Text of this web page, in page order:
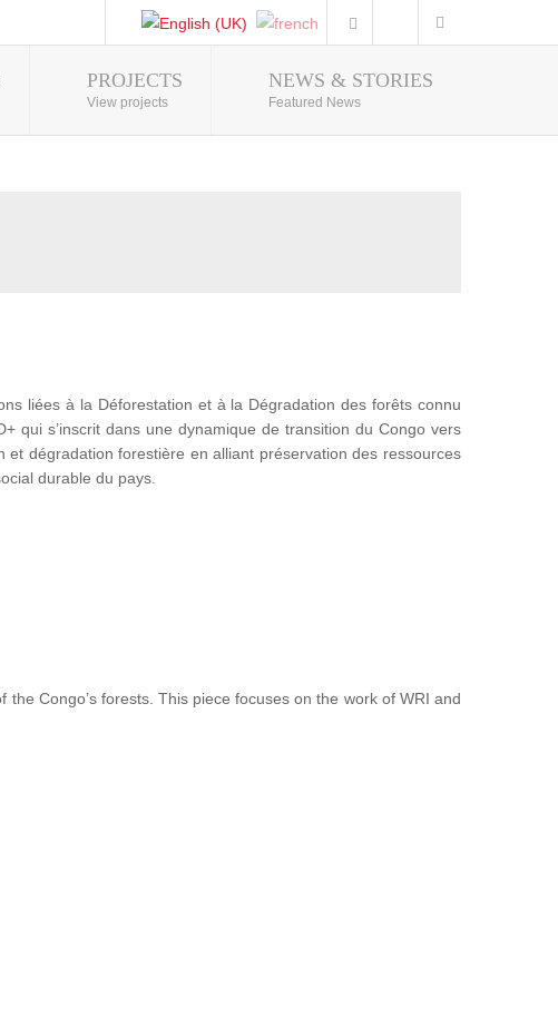
Photo Gallery
PROJECTS
View projects
NEWS & STORIES
Featured News
liées à la Déforestation et à la Dégradation des forêts connu
qui s’inscrit dans une dynamique de transition du Congo vers
dégradation forestière en alliant préservation des ressources
durable du pays.
Congo’s forests. This piece focuses on the work of WRI and